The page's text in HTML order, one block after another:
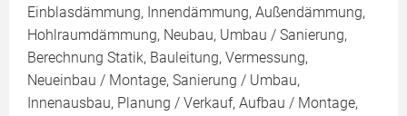
Einblasdämmung, Innendämmung, Außendämmung,
Hohlraumdämmung, Neubau, Umbau / Sanierung,
Berechnung Statik, Bauleitung, Vermessung,
Neueinbau / Montage, Sanierung / Umbau,
Innenausbau, Planung / Verkauf, Aufbau / Montage,